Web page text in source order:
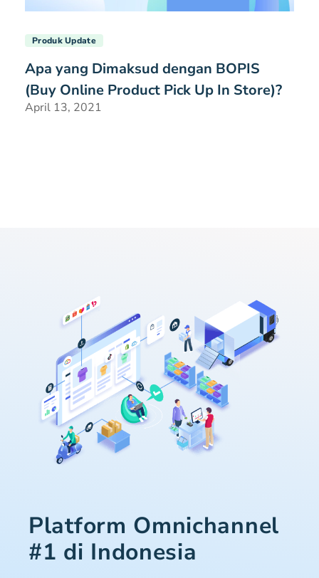
Produk Update
Apa yang Dimaksud dengan BOPIS
(Buy Online Product Pick Up In Store)?
April 13, 2021
Platform Omnichannel
#1 di Indonesia